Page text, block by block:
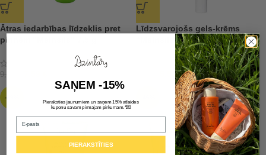
Ātras iedarbības līdzeklis pret
pinnēm “Melnsils” 7,5 g
9,49
Līdzsvarojošs gels-krēms
“Melnsils”
5,59€
-29%
SAŅEM -15%
Pieraksties jaunumiem un saņem 15% atlaides
kuponu savam pirmajam pirkumam.*💌
Email
PIERAKSTĪTIES